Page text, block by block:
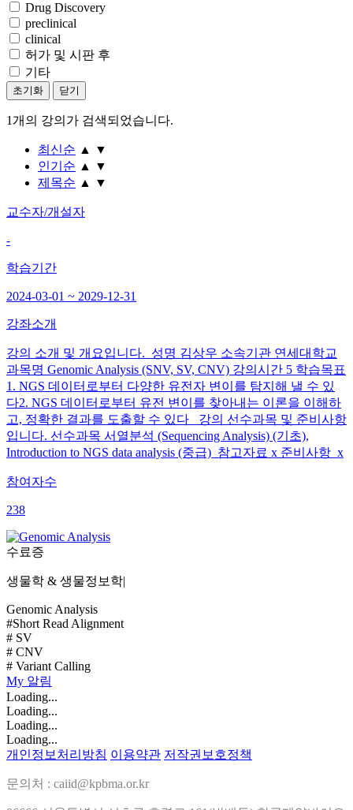
Drug Discovery
preclinical
clinical
허가 및 시판 후
기타
초기화 닫기
1개 의 강의가 검색되었습니다.
최신순 ▲
▼
인기순 ▲
▼
제목순 ▲ ▼
교수자/개설자
-
학습기간
2024-03-01 ~ 2029-12-31
강좌소개
강의 소개 및 개요입니다. 성명 김상우 소속기관 연세대학교
과목명 Genomic Analysis (SNV, SV, CNV) 강의시간 5 학습목표
1. NGS 데이터로부터 다양한 유전자 변이를 탐지해 낼 수 있
다2. NGS 데이터로부터 유전 변이를 찾아내는 이론을 이해하
고, 정확한 결과를 도출할 수 있다 강의 선수과목 및 준비사항
입니다. 선수과목 서열분석 (Sequencing Analysis) (기초),
Introduction to NGS data analysis (중급) 참고자료 x 준비사항 x
참여자수
238
수료증
생물학 & 생물정보학|
Genomic Analysis
#Short Read Alignment
# SV
# CNV
# Variant Calling
My 알림
Loading...
Loading...
Loading...
Loading...
개인정보처리방침 이용약관 저작권보호정책
문의처 : caiid@kpbma.or.kr